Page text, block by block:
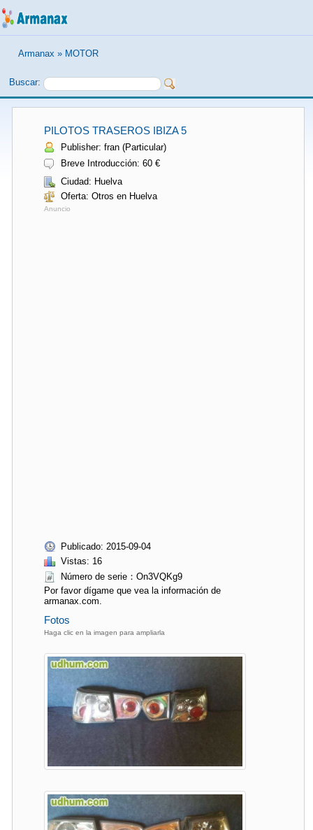
Armanax » MOTOR
Buscar:
PILOTOS TRASEROS IBIZA 5
Publisher: fran (Particular)
Breve Introducción: 60 €
Ciudad: Huelva
Oferta: Otros en Huelva
Anuncio
Publicado: 2015-09-04
Vistas: 16
Número de serie：On3VQKg9
Por favor dígame que vea la información de
armanax.com.
Fotos
Haga clic en la imagen para ampliarla